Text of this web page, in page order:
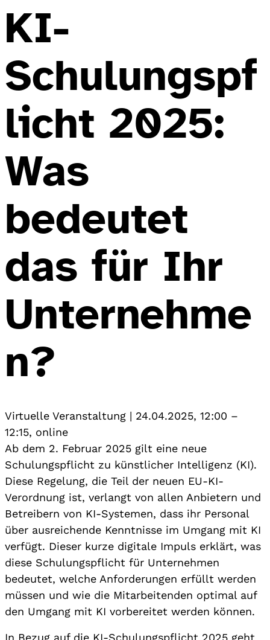
KI-
Schulungspf
licht 2025:
Was
bedeutet
das für Ihr
Unternehme
n?
Virtuelle Veranstaltung | 24.04.2025, 12:00 –
12:15, online
Ab dem 2. Februar 2025 gilt eine neue
Schulungspflicht zu künstlicher Intelligenz (KI).
Diese Regelung, die Teil der neuen EU-KI-
Verordnung ist, verlangt von allen Anbietern und
Betreibern von KI-Systemen, dass ihr Personal
über ausreichende Kenntnisse im Umgang mit KI
verfügt. Dieser kurze digitale Impuls erklärt, was
diese Schulungspflicht für Unternehmen
bedeutet, welche Anforderungen erfüllt werden
müssen und wie die Mitarbeitenden optimal auf
den Umgang mit KI vorbereitet werden können.
In Bezug auf die KI-Schulungspflicht 2025 geht